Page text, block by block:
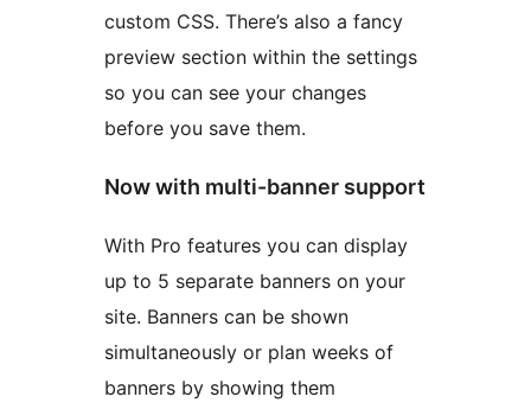
custom CSS. There’s also a fancy
preview section within the settings
so you can see your changes
before you save them.
Now with multi-banner support
With Pro features you can display
up to 5 separate banners on your
site. Banners can be shown
simultaneously or plan weeks of
banners by showing them